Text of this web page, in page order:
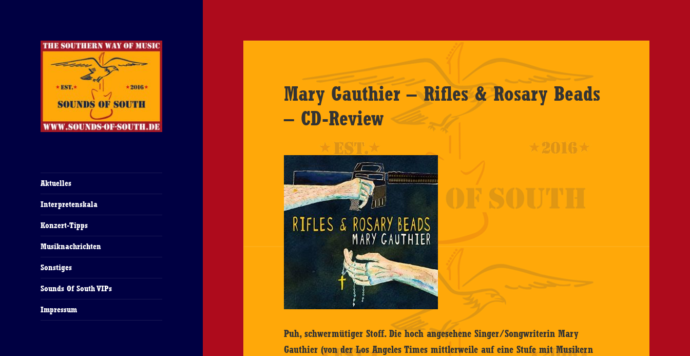
Aktuelles
Interpretenskala
Konzert-Tipps
Musiknachrichten
Sonstiges
Sounds Of South VIPs
Impressum
Mary Gauthier – Rifles & Rosary Beads
– CD-Review
Puh, schwermütiger Stoff. Die hoch angesehene Singer/Songwriterin Mary
Gauthier (von der Los Angeles Times mittlerweile auf eine Stufe mit Musikern